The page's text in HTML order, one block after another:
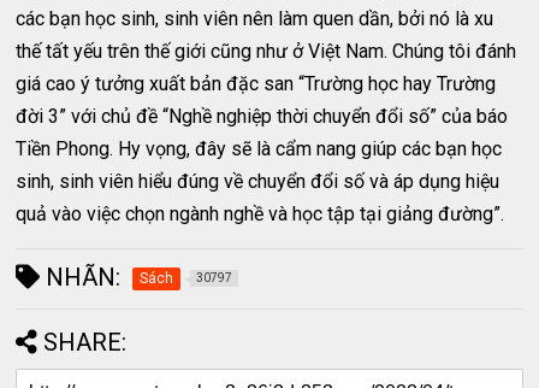
các bạn học sinh, sinh viên nên làm quen dần, bởi nó là xu
thế tất yếu trên thế giới cũng như ở Việt Nam. Chúng tôi đánh
giá cao ý tưởng xuất bản đặc san “Trường học hay Trường
đời 3” với chủ đề “Nghề nghiệp thời chuyển đổi số” của báo
Tiền Phong. Hy vọng, đây sẽ là cẩm nang giúp các bạn học
sinh, sinh viên hiểu đúng về chuyển đổi số và áp dụng hiệu
quả vào việc chọn ngành nghề và học tập tại giảng đường”.
NHÃN: Sách 30797
SHARE: